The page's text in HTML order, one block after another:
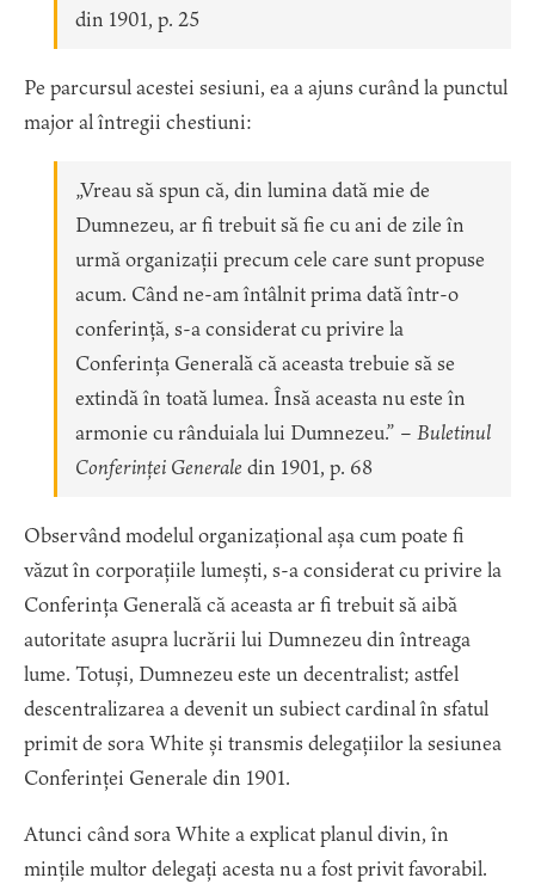
din 1901, p. 25
Pe parcursul acestei sesiuni, ea a ajuns curând la punctul
major al întregii chestiuni:
„Vreau să spun că, din lumina dată mie de
Dumnezeu, ar fi trebuit să fie cu ani de zile în
urmă organizații precum cele care sunt propuse
acum. Când ne-am întâlnit prima dată într-o
conferință, s-a considerat cu privire la
Conferința Generală că aceasta trebuie să se
extindă în toată lumea. Însă aceasta nu este în
armonie cu rânduiala lui Dumnezeu.” – Buletinul
Conferinței Generale din 1901, p. 68
Observând modelul organizațional așa cum poate fi
văzut în corporațiile lumești, s-a considerat cu privire la
Conferința Generală că aceasta ar fi trebuit să aibă
autoritate asupra lucrării lui Dumnezeu din întreaga
lume. Totuși, Dumnezeu este un decentralist; astfel
descentralizarea a devenit un subiect cardinal în sfatul
primit de sora White și transmis delegațiilor la sesiunea
Conferinței Generale din 1901.
Atunci când sora White a explicat planul divin, în
mințile multor delegați acesta nu a fost privit favorabil.